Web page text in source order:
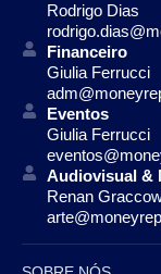
Rodrigo Dias
Financeiro
Giulia Ferrucci
Eventos
Giulia Ferrucci
Audiovisual &
Renan